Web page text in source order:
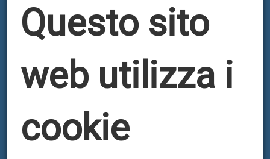
Questo sito
web utilizza i
cookie